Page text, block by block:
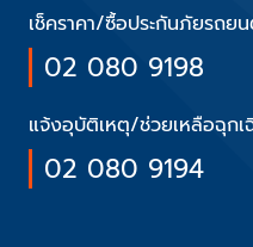
เช็คราคา/ซื้อประกันภัยรถย
02 080 9198
แจ้งอุบัติเหตุ/ช่วยเหลือฉุก
02 080 9194